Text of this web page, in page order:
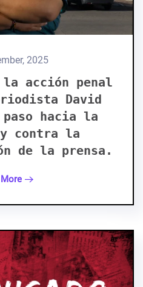
2025
la acción penal
David
hacia la
contra la
de la prensa.